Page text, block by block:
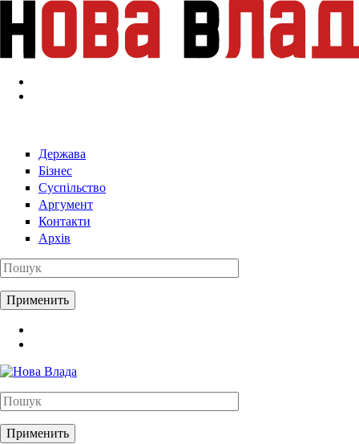
Перейти к основному содержанию
Держава
Бізнес
Суспільство
Аргумент
Контакти
Архів